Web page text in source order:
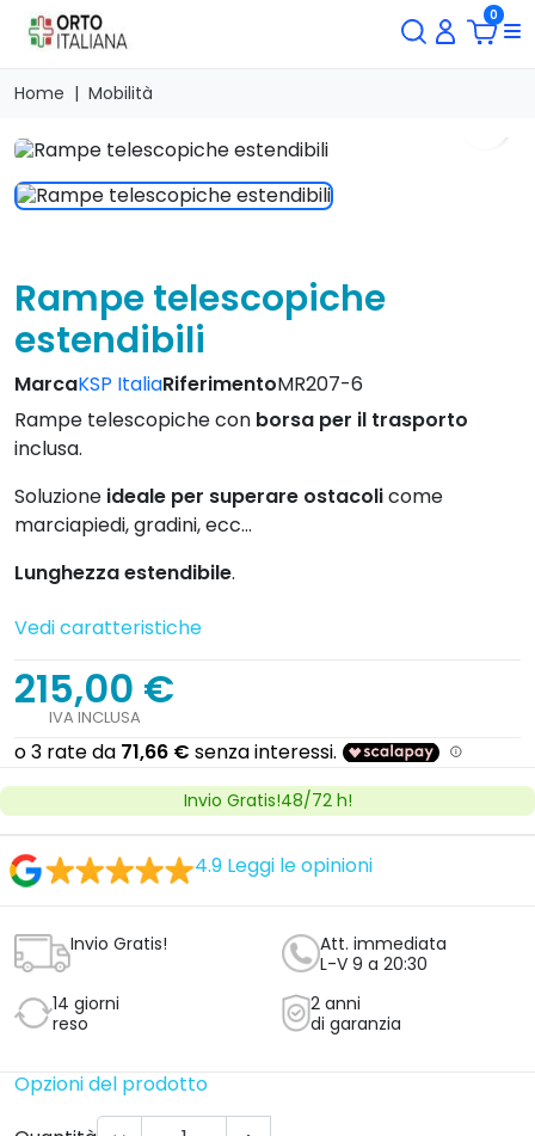
0
Home Mobilità
Rampe telescopiche
estendibili
MarcaKSP ItaliaRiferimentoMR207-6
Rampe telescopiche con borsa per il trasporto
inclusa.
Soluzione ideale per superare ostacolicome
marciapiedi, gradini, ecc...
Lunghezza estendibile.
Vedi caratteristiche
215,00 €
IVA INCLUSA
Invio Gratis!48/72 h!
4.9 Leggi le opinioni
Invio Gratis!
Att. immediata
L-V 9 a 20:30
14 giorni
reso
2 anni
di garanzia
Opzioni del prodotto